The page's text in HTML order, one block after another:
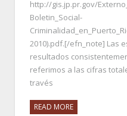
http://gis.jp.pr.gov/
Boletin_Social-
2010).pdf.[/efn_note] Las
resultados
referimos a las cifras
través
READ MORE